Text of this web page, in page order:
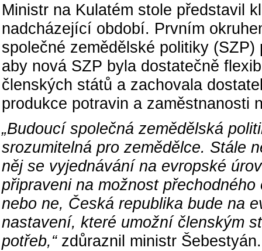
Ministr na Kulatém stole představil
nadcházející období. Prvním
společné zemědělské politiky
aby nová SZP byla dostatečně
členských států a zachovala
produkce potravin a zaměstnanosti
„Budoucí společná zemědělská
srozumitelná pro zemědělce. Stále
něj se vyjednávání na evropské
připraveni na možnost
nebo ne, Česká republika bude na
nastavení, které umožní členským
potřeb,“ zdůraznil ministr Šebestyán.